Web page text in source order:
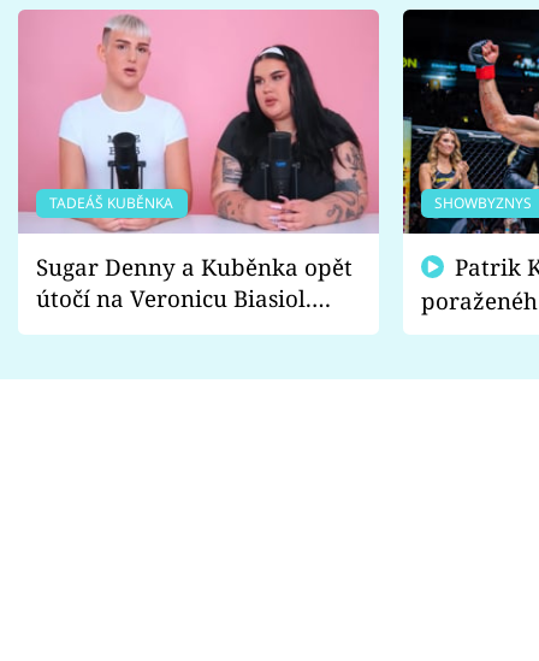
TADEÁŠ KUBĚNKA
Sugar Denny a Kuběnka opět
útočí na Veronicu Biasiol.
Proč je podle nich falešná a
SHOWBYZNYS
fanoušci